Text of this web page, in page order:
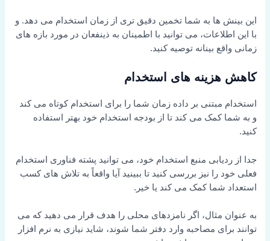
این بینش ها به شما تخمین دقیق تری از زمان استخدام می دهد. و
با این اطلاعات، می توانید با اطمینان به ذینفعان در مورد بازه های
زمانی واقع بینانه توصیه کنید.
کاهش هزینه های استخدام
استخدام مبتنی بر داده زمان شما را برای استخدام کوتاه می کند
و به شما کمک می کند تا از بودجه استخدام خود بهتر استفاده
کنید.
جدا از ردیابی منبع استخدام خود، می توانید پشته فناوری استخدام
فعلی خود را نیز بررسی کنید تا ببینید آیا واقعاً به تلاش های کسب
استعداد شما کمک می کند یا خیر.
به عنوان مثال، اگر نامزدهای محلی را هدف قرار می دهید که می
توانند برای مصاحبه وارد دفتر شما شوند، شاید نیازی به نرم افزار